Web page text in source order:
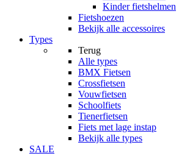
Kinder fietshelmen
Fietshoezen
Bekijk alle accessoires
Types
Terug
Alle types
BMX Fietsen
Crossfietsen
Vouwfietsen
Schoolfiets
Tienerfietsen
Fiets met lage instap
Bekijk alle types
SALE